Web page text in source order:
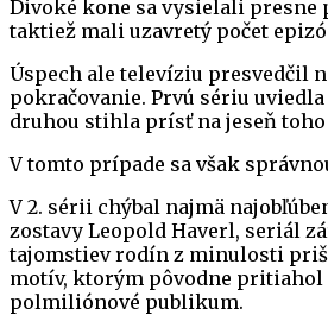
Divoké kone sa vysielali presne
taktiež mali uzavretý počet
Úspech ale televíziu presvedčil
pokračovanie. Prvú sériu uviedla
druhou stihla prísť na jeseň
V tomto prípade sa však
V 2. sérii chýbal najmä
zostavy Leopold Haverl, seriál
tajomstiev rodín z minulosti
motív, ktorým pôvodne
polmiliónové publikum.